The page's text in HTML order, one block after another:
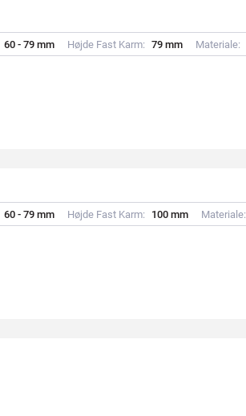
60 - 79 mm Højde Fast Karm: 79 mm Materiale:
60 - 79 mm Højde Fast Karm: 100 mm Materiale: